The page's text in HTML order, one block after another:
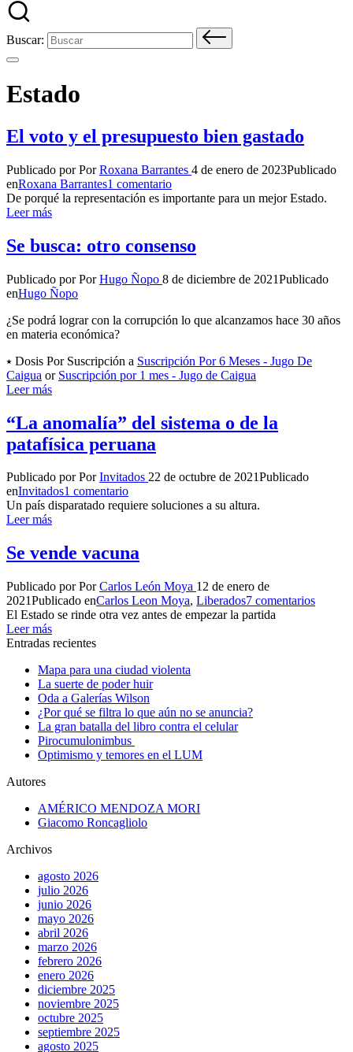
Buscar:
Estado
El voto y el presupuesto bien gastado
Publicado por PorRoxana Barrantes 4 de enero de 2023Publicado
enRoxana Barrantes1 comentario
De porqué la representación es importante para un mejor Estado.
Leer más
Se busca: otro consenso
Publicado por PorHugo Ñopo 8 de diciembre de 2021Publicado
enHugo Ñopo
¿Se podrá lograr con la corrupción lo que alcanzamos hace 30 años
en materia económica?
⭑ Dosis Por Suscripción a Suscripción Por 6 Meses - Jugo De
Caigua or Suscripción por 1 mes - Jugo de Caigua
Leer más
“La anomalía” del sistema o de la
patafísica peruana
Publicado por PorInvitados 22 de octubre de 2021Publicado
enInvitados1 comentario
Un país disparatado requiere soluciones a su altura.
Leer más
Se vende vacuna
Publicado por PorCarlos León Moya 12 de enero de
2021Publicado enCarlos Leon Moya, Liberados7 comentarios
El Estado se rinde otra vez antes de empezar la partida
Leer más
Entradas recientes
Mapa para una ciudad violenta
La suerte de poder huir
Oda a Galerías Wilson
¿Por qué se filtra lo que aún no se anuncia?
La gran batalla del libro contra el celular
Pirocumulonimbus
Optimismo y temores en el LUM
Autores
AMÉRICO MENDOZA MORI
Giacomo Roncagliolo
Archivos
agosto 2026
julio 2026
junio 2026
mayo 2026
abril 2026
marzo 2026
febrero 2026
enero 2026
diciembre 2025
noviembre 2025
octubre 2025
septiembre 2025
agosto 2025